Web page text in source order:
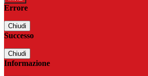
Errore
Chiudi
Successo
Chiudi
Informazione